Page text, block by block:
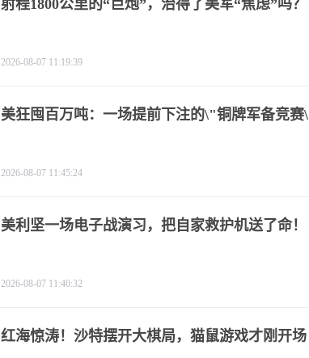
射程1800公里的“巨炮”，治得了美军“焦虑”吗？
2026-08-07 11:19:39
美狂囤百万吨：一场提前下注的\"铜牌军备竞赛\"
2026-08-07 11:45:24
美利坚一场电子战演习，把自家救护机送了命！
2026-08-07 11:40:32
红海惊涛！沙特摆开大棋局，猫鼠游戏才刚开场